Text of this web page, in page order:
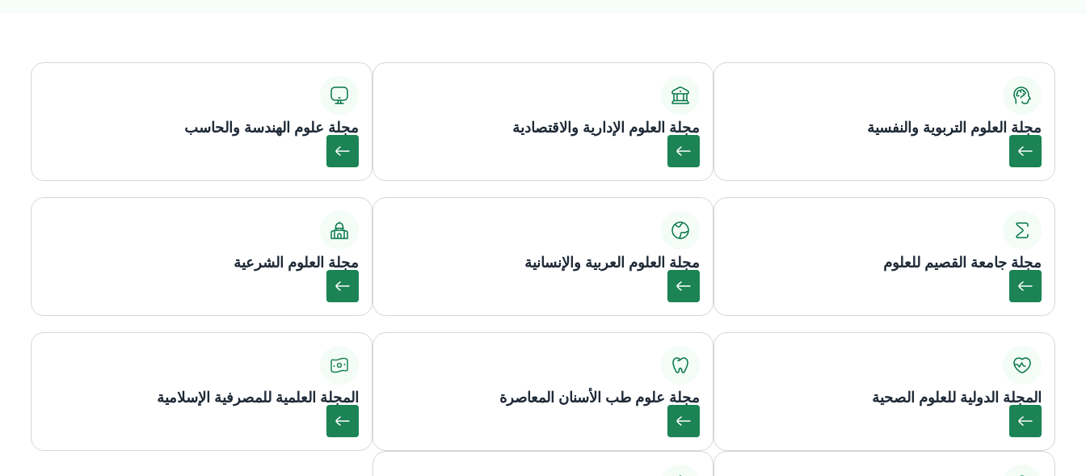
مجلة العلوم التربوية والنفسية مجلة العلوم الإدارية والاقتصادية مجلة علوم الهندسة والحاسب
مجلة جامعة القصيم للعلوم مجلة العلوم العربية والإنسانية مجلة العلوم الشرعية
المجلة الدولية للعلوم الصحية مجلة علوم طب الأسنان المعاصرة المجلة العلمية للمصرفية الإسلامية